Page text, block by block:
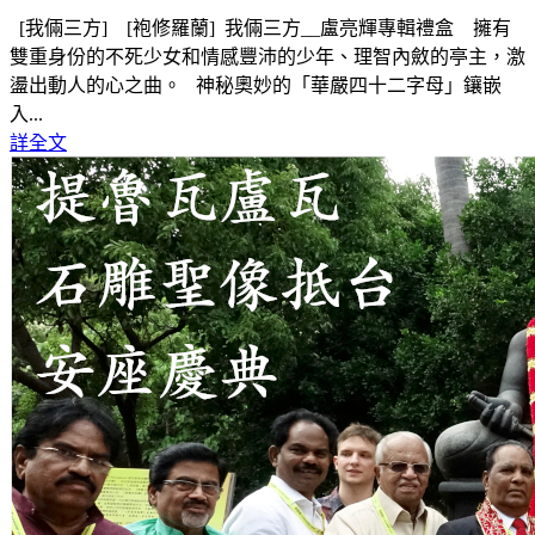
[我倆三方] [袍修羅蘭] 我倆三方__盧亮輝專輯禮盒 擁有
雙重身份的不死少女和情感豐沛的少年、理智內斂的亭主，激
盪出動人的心之曲。 神秘奧妙的「華嚴四十二字母」鑲嵌
入...
詳全文